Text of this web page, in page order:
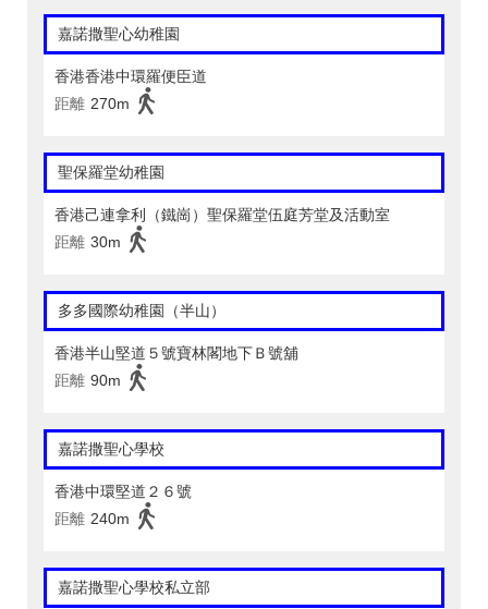
嘉諾撒聖心幼稚園
香港香港中環羅便臣道
距離 270m
聖保羅堂幼稚園
香港己連拿利（鐵崗）聖保羅堂伍庭芳堂及活動室
距離 30m
多多國際幼稚園（半山）
香港半山堅道５號寶林閣地下Ｂ號舖
距離 90m
嘉諾撒聖心學校
香港中環堅道２６號
距離 240m
嘉諾撒聖心學校私立部